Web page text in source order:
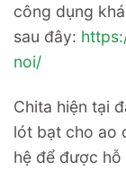
công dụng
sau đây:
noi/
Chita hiện tại
lót bạt cho ao
hệ để được hỗ